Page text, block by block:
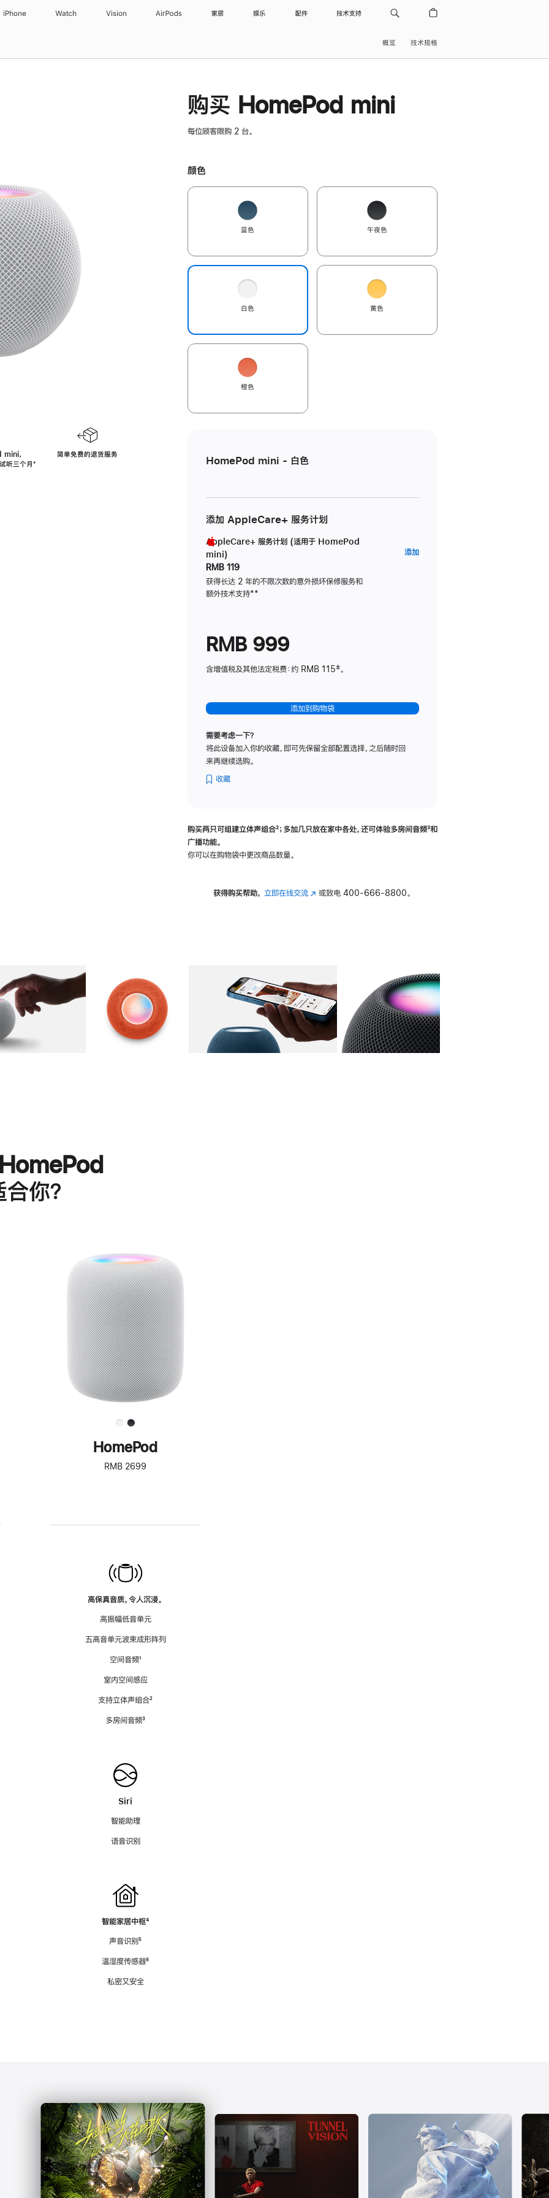
iPhone Watch Vision AirPods 家居 娱乐 配件 技术支持
概览 技术规格
，
听三个月脚
⁺
简单免费的退货服务
购买 HomePod mini
每位顾客限购 2 台。
颜色
蓝色 午夜色
白色 黄色
橙色
HomePod mini - 白色
添加 AppleCare+ 服务计划
AppleCare+ 服务计划 (适用于 HomePod
mini)
RMB 119
获得长达 2 年的不限次数的意外损坏保修服务和
额外技术支持脚
**
添加AppleCare+
RMB 999
含增值税及其他法定税费：约 RMB 115‡。
添加到购物袋
需要考虑一下？
将此设备加入你的收藏，即可先保留全部配置选择，之后随时回
来再继续选购。
收藏
购买两只可组建立体声组合脚
²；多加几只放在家中各处，还可体验多‍房‍间音频脚
³和
广播功能。
你可以在购物袋中更改商品数量。
获得购买帮助， 立即在线交流(在 或致电 400-666-8800。
图库 图像 图库 图像 图库 图像 4 图库 图像 5
你？
进
一
步
了
解
HomePod<
HomePod
RMB 2699
高保真音质，令人沉浸。
高振幅低音单元
五高音单元波束成形阵列
空间音频脚
¹
室内空间感应
支持立体声组合脚
²
多房间音频脚
³
Siri
智能助理
语音识别
智能家居中枢脚
⁴
声音识别脚
⁵
温湿度传感器脚
⁶
私密又安全